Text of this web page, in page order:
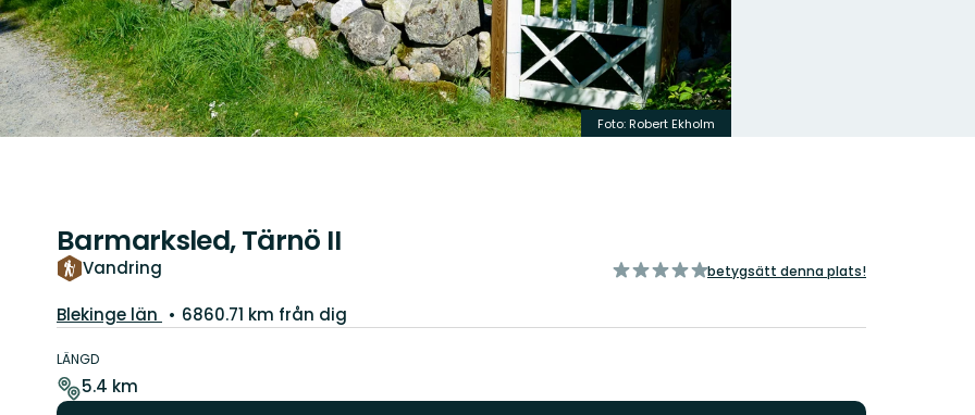
Foto: Robert Ekholm
Barmarksled, Tärnö II
Vandring
av
betygsätt denna plats!
Län:
Blekinge län 6860.71 km från dig
om
leden
LÄNGD
5.4 km